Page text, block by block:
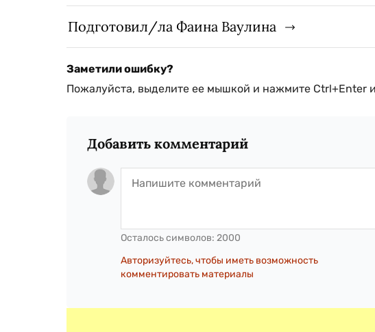
Подготовил/ла Фаина Ваулина
Заметили ошибку?
Пожалуйста, выделите ее мышкой и нажмите Ctrl+Enter
Добавить комментарий
Осталось символов: 2000
Авторизуйтесь, чтобы иметь возможность
комментировать материалы